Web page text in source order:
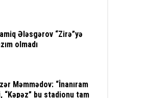
Ələsgərov “Zirə”yə
olmadı
Məmmədov: “İnanıram
“Kəpəz” bu stadionu tam